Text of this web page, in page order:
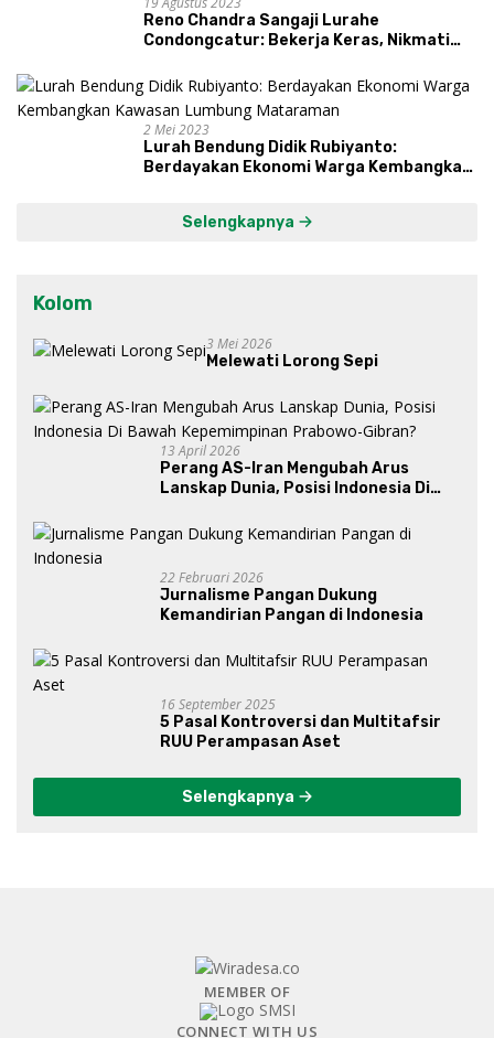
Reno Chandra Sangaji Lurahe
Condongcatur: Bekerja Keras, Nikmati
dan Syukuri Hasil
2 Mei 2023
Lurah Bendung Didik Rubiyanto:
Berdayakan Ekonomi Warga Kembangkan
Selengkapnya
Kolom
3 Mei 2026
Melewati Lorong Sepi
13 April 2026
Perang AS-Iran Mengubah Arus
Lanskap Dunia, Posisi Indonesia Di
Gibran?
22 Februari 2026
Jurnalisme Pangan Dukung
Kemandirian Pangan di Indonesia
16 September 2025
5 Pasal Kontroversi dan Multitafsir
RUU Perampasan Aset
Selengkapnya
MEMBER OF
CONNECT WITH US